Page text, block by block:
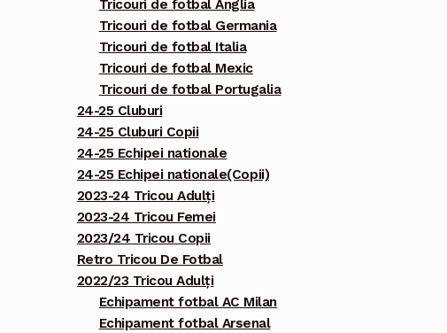
Tricouri de fotbal Anglia
Tricouri de fotbal Germania
Tricouri de fotbal Italia
Tricouri de fotbal Mexic
Tricouri de fotbal Portugalia
24-25 Cluburi
24-25 Cluburi Copii
24-25 Echipei nationale
24-25 Echipei nationale(Copii)
2023-24 Tricou Adulți
2023-24 Tricou Femei
2023/24 Tricou Copii
Retro Tricou De Fotbal
2022/23 Tricou Adulți
Echipament fotbal AC Milan
Echipament fotbal Arsenal